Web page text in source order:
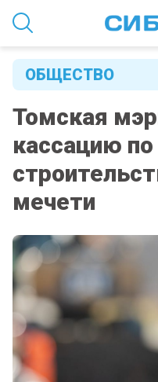
ОБЩЕСТВО
Томская
кассацию
мечети